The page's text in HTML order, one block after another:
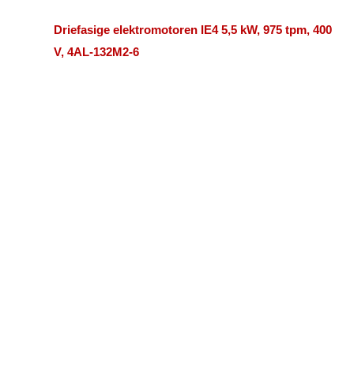
Driefasige elektromotoren IE4 5,5 kW, 975 tpm, 400
V, 4AL-132M2-6